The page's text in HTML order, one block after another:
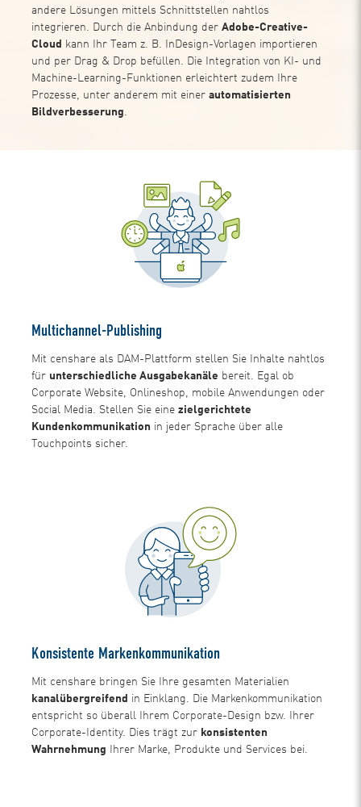
andere Lösungen mittels Schnittstellen nahtlos
integrieren. Durch die Anbindung derAdobe-Creative-
Cloud
kann Ihr Team z. B. InDesign-Vorlagen importieren
und per Drag & Drop befüllen. Die Integration von KI- und
Machine-Learning-Funktionen erleichtert zudem Ihre
Prozesse, unter anderem mit einerautomatisierten
Bildverbesserung
Multichannel-Publishing
Mit censhare als DAM-Plattform stellen Sie Inhalte nahtlos
für unterschiedliche Ausgabekanäle bereit. Egal ob
Corporate Website, Onlineshop, mobile Anwendungen oder
Social Media. Stellen Sie einezielgerichtete
Kundenkommunikation in jeder Sprache über alle
Touchpoints sicher.
Konsistente Markenkommunikation
Mit censhare bringen Sie Ihre gesamten Materialien
kanalübergreifend in Einklang. Die Markenkommunikation
entspricht so überall Ihrem Corporate-Design bzw. Ihrer
Corporate-Identity. Dies trägt zur konsistenten
Wahrnehmung Ihrer Marke, Produkte und Services bei.